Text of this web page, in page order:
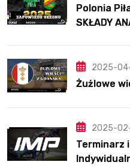
Polonia
SKŁADY
2025-
Żużlowe
2025-
Terminarz